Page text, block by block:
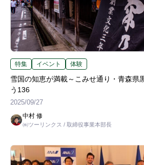
特集 イベント 体験
雪国の知恵が満載～こみせ通り・青森県
う136
2025/09/27
中村 修
㈱ツーリンクス / 取締役事業本部長